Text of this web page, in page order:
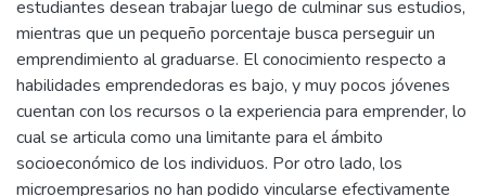
estudiantes desean trabajar luego de culminar sus estudios,
mientras que un pequeño porcentaje busca perseguir un
emprendimiento al graduarse. El conocimiento respecto a
habilidades emprendedoras es bajo, y muy pocos jóvenes
cuentan con los recursos o la experiencia para emprender, lo
cual se articula como una limitante para el ámbito
socioeconómico de los individuos. Por otro lado, los
microempresarios no han podido vincularse efectivamente